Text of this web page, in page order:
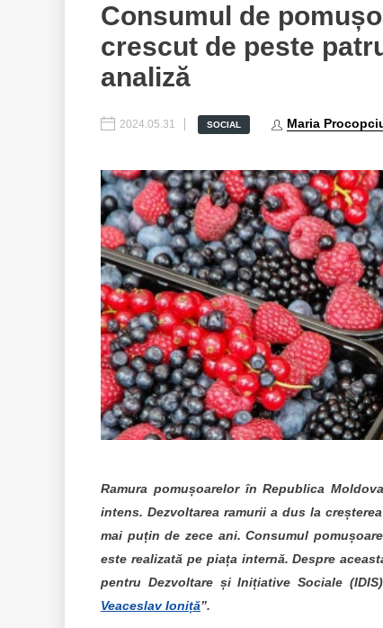
Consumul de
crescut de peste
analiză
2024.05.31 SOCIAL Maria
Ramura pomușoarelor în Republica
intens. Dezvoltarea ramurii a dus la
mai puțin de zece ani. Consumul
este realizată pe piața internă. Despre
pentru Dezvoltare și Inițiative Sociale
Veaceslav Ioniță”.